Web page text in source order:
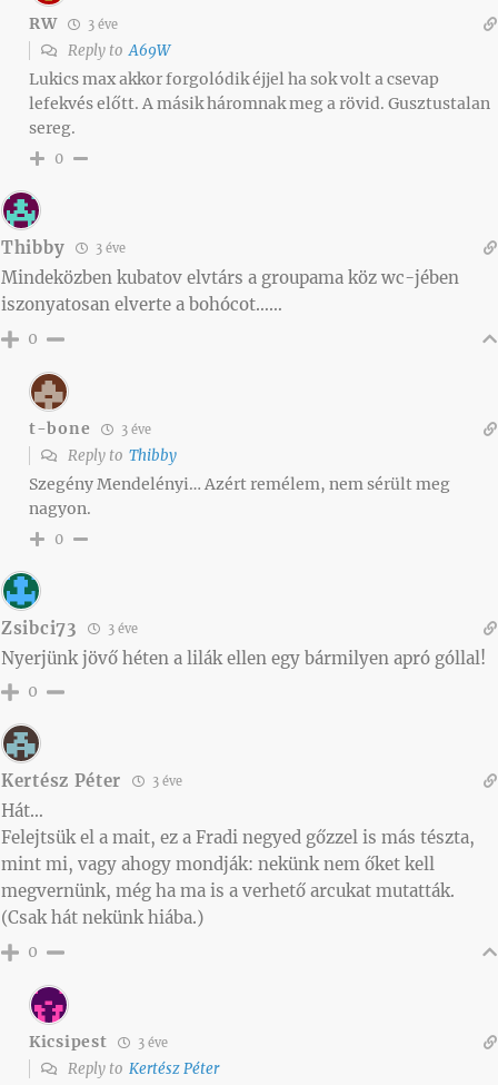
RW 3 éve
Reply toA69W
Lukics max akkor forgolódik éjjel ha sok volt a csevap
lefekvés előtt. A másik háromnak meg a rövid. Gusztustalan
sereg.
0
Thibby 3 éve
Mindeközben kubatov elvtárs a groupama köz wc-jében
iszonyatosan elverte a bohócot……
0
t-bone 3 éve
Reply to Thibby
Szegény Mendelényi… Azért remélem, nem sérült meg
nagyon.
0
Zsibci73 3 éve
Nyerjünk jövő héten a lilák ellen egy bármilyen apró góllal!
0
Kertész Péter 3 éve
Hát…
Felejtsük el a mait, ez a Fradi negyed gőzzel is más tészta,
mint mi, vagy ahogy mondják: nekünk nem őket kell
megvernünk, még ha ma is a verhető arcukat mutatták.
(Csak hát nekünk hiába.)
0
Kicsipest 3 éve
Reply to Kertész Péter